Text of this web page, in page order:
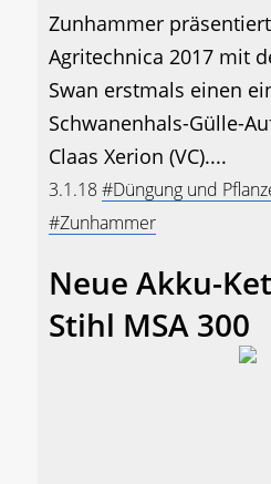
Zunhammer
Agritechnica 2017 mit
Swan erstmals einen
Schwanenhals-Gülle-
Claas Xerion (VC)....
3.1.18#Düngung und
#Zunhammer
Neue Akku-
Stihl MSA 300